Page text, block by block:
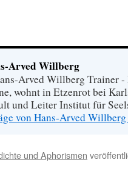
Arved Willberg
Arved Willberg Trainer
wohnt in Etzenrot bei
und Leiter Institut für
von Hans-Arved
und Aphorismen